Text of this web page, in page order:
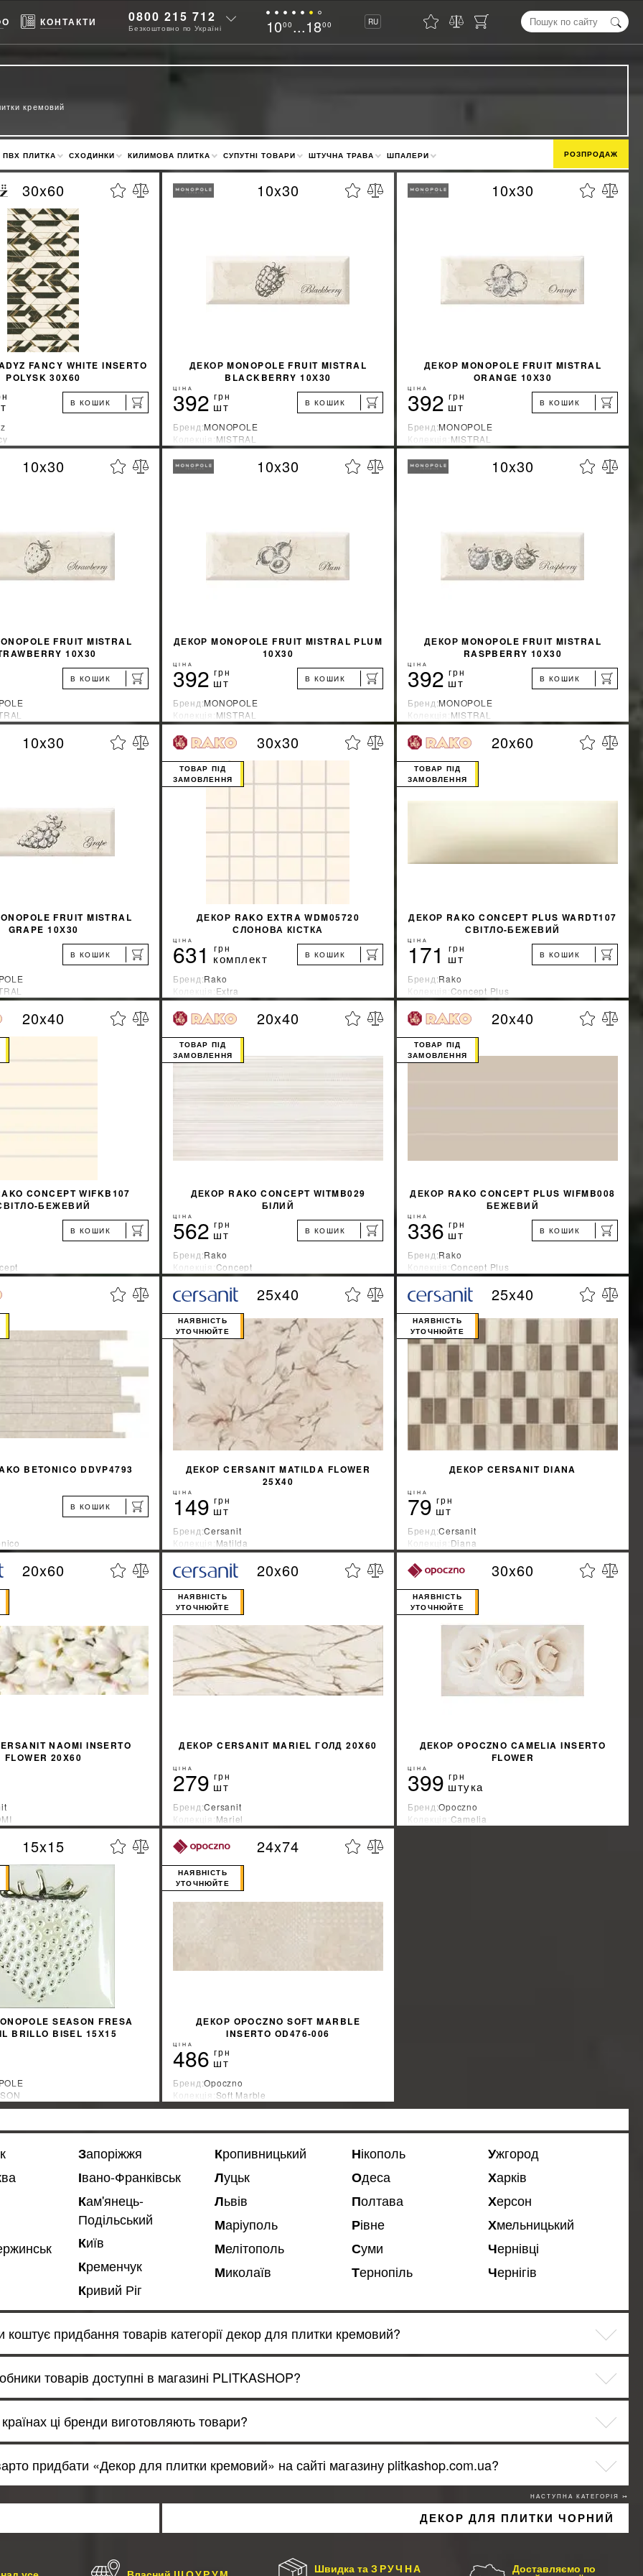
КОНТАКТИ 0800 215 712
Безкоштовно по Україні 1000 ...1800 RU
кремовий
ПВХ ПЛИТКА СХОДИНКИ КИЛИМОВА ПЛИТКА СУПУТНІ ТОВАРИ ШТУЧНА ТРАВА ШПАЛЕРИ РОЗПРОДАЖ
30x60
FANCY WHITE INSERTO
POLYSK 30X60
В КОШИК
Польша
ДІЗНАТИСЯ ЗНИЖКУ %
10x30
ДЕКОР MONOPOLE FRUIT MISTRAL
BLACKBERRY 10Х30
ЦІНА
392 грн
шт В КОШИК
Бренд:MONOPOLE
Колекція:MISTRAL
Країна-виробник:Испания
ДІЗНАТИСЯ ЗНИЖКУ %
10x30
ДЕКОР MONOPOLE FRUIT MISTRAL
ORANGE 10Х30
ЦІНА
392 грн
шт В КОШИК
Бренд:MONOPOLE
Колекція:MISTRAL
Країна-виробник:Испания
ДІЗНАТИСЯ ЗНИЖКУ %
10x30
FRUIT MISTRAL
10Х30
В КОШИК
Испания
ДІЗНАТИСЯ ЗНИЖКУ %
10x30
ДЕКОР MONOPOLE FRUIT MISTRAL PLUM
10Х30
ЦІНА
392 грн
шт В КОШИК
Бренд:MONOPOLE
Колекція:MISTRAL
Країна-виробник:Испания
ДІЗНАТИСЯ ЗНИЖКУ %
КУПИТИ
10x30
ДЕКОР MONOPOLE FRUIT MISTRAL
RASPBERRY 10Х30
ЦІНА
392 грн
шт В КОШИК
Бренд:MONOPOLE
Колекція:MISTRAL
Країна-виробник:Испания
ДІЗНАТИСЯ ЗНИЖКУ %
10x30
FRUIT MISTRAL
GRAPE 10Х30
В КОШИК
Испания
ДІЗНАТИСЯ ЗНИЖКУ %
КУПИТИ
30x30
ДЕКОР RAKO EXTRA WDM05720
СЛОНОВА КІСТКА
ТОВАР ПІД
ЗАМОВЛЕННЯ
ЦІНА
631 грн
комплект В КОШИК
Бренд:Rako
Колекція:Extra
Країна-виробник:Чехия
ДІЗНАТИСЯ ЗНИЖКУ %
20x60
ДЕКОР RAKO CONCEPT PLUS WARDT107
СВІТЛО-БЕЖЕВИЙ
ТОВАР ПІД
ЗАМОВЛЕННЯ
ЦІНА
171 грн
шт В КОШИК
Бренд:Rako
Колекція:Concept Plus
Країна-виробник:Чехия
ДІЗНАТИСЯ ЗНИЖКУ %
20x40
CONCEPT WIFKB107
БЕЖЕВИЙ
В КОШИК
Чехия
%
КУПИТИ
20x40
ДЕКОР RAKO CONCEPT WITMB029
БІЛИЙ
ТОВАР ПІД
ЗАМОВЛЕННЯ
ЦІНА
562 грн
шт В КОШИК
Бренд:Rako
Колекція:Concept
Країна-виробник:Чехия
ДІЗНАТИСЯ ЗНИЖКУ %
КУПИТИ
20x40
ДЕКОР RAKO CONCEPT PLUS WIFMB008
БЕЖЕВИЙ
ТОВАР ПІД
ЗАМОВЛЕННЯ
ЦІНА
336 грн
шт В КОШИК
Бренд:Rako
Колекція:Concept Plus
Країна-виробник:Чехия
ДІЗНАТИСЯ ЗНИЖКУ %
КУПИТИ
BETONICO DDVP4793
В КОШИК
Чехия
ДІЗНАТИСЯ ЗНИЖКУ %
25x40
ДЕКОР CERSANIT MATILDA FLOWER
25X40
НАЯВНІСТЬ
УТОЧНЮЙТЕ
ЦІНА
149 грн
шт
Бренд:Cersanit
Колекція:Matilda
Країна-виробник:Украина
ДІЗНАТИСЯ ЗНИЖКУ %
25x40
ДЕКОР CERSANIT DIANA
НАЯВНІСТЬ
УТОЧНЮЙТЕ
ЦІНА
79 грн
шт
Бренд:Cersanit
Колекція:Diana
Країна-виробник:Украина
ДІЗНАТИСЯ ЗНИЖКУ %
20x60
NAOMI INSERTO
FLOWER 20X60
Украина
ДІЗНАТИСЯ ЗНИЖКУ %
20x60
ДЕКОР CERSANIT MARIEL ГОЛД 20X60
НАЯВНІСТЬ
УТОЧНЮЙТЕ
ЦІНА
279 грн
шт
Бренд:Cersanit
Колекція:Mariel
Країна-виробник:Украина
ДІЗНАТИСЯ ЗНИЖКУ %
30x60
ДЕКОР OPOCZNO CAMELIA INSERTO
FLOWER
НАЯВНІСТЬ
УТОЧНЮЙТЕ
ЦІНА
399 грн
штука
Бренд:Opoczno
Колекція:Camelia
15x15
SEASON FRESA
BRILLO BISEL 15Х15
Испания
ДІЗНАТИСЯ ЗНИЖКУ %
24x74
ДЕКОР OPOCZNO SOFT MARBLE
INSERTO OD476-006
НАЯВНІСТЬ
УТОЧНЮЙТЕ
ЦІНА
486 грн
шт
Бренд:Opoczno
Колекція:Soft Marble
Країна-виробник:Польша
ДІЗНАТИСЯ ЗНИЖКУ %
Запоріжжя
Івано-Франківськ
Кам'янець-
Подільський
Київ
Кременчук
Кривий Ріг
Кропивницький
Луцьк
Львів
Маріуполь
Мелітополь
Миколаїв
Нікополь
Одеса
Полтава
Рівне
Суми
Тернопіль
Ужгород
Харків
Херсон
Хмельницький
Чернівці
Чернігів
коштує придбання товарів категорії декор для плитки кремовий?
товарів доступні в магазині PLITKASHOP?
ці бренди виготовляють товари?
придбати «Декор для плитки кремовий» на сайті магазину plitkashop.com.ua?
НАСТУПНА КАТЕГОРІЯ ↣
ДЕКОР ДЛЯ ПЛИТКИ ЧОРНИЙ
Швидка таЗРУЧНА
Доставляємо по